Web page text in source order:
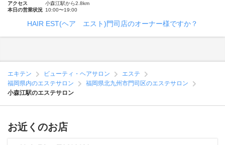
アクセス
小森江駅から2.8km
本日の営業状況 10:00〜19:00
HAIR EST(ヘア エスト)門司店のオーナー様ですか？
エキテン ビューティ・ヘアサロン
エステ
福岡県内のエステサロン
福岡県北九州市門司区のエステサロン
小森江駅のエステサロン
お近くのお店